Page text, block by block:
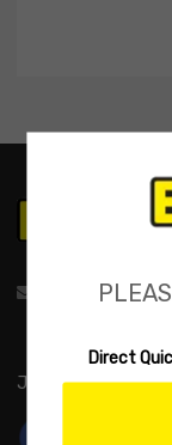
JOIN US:
Direct